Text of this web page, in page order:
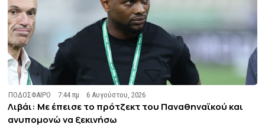
ΠΟΔΟΣΦΑΙΡΟ 7:44 πμ 6 Αυγούστου, 2026
Λιβάι: Με έπεισε το πρότζεκτ του Παναθηναϊκού και
ανυπομονώ να ξεκινήσω